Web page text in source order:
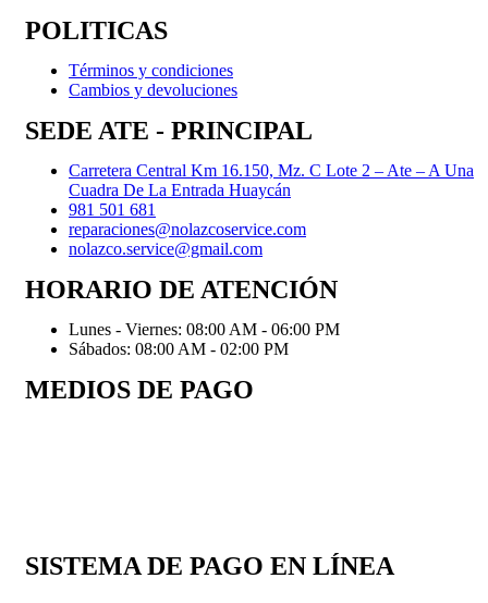
POLITICAS
Términos y condiciones
Cambios y devoluciones
SEDE ATE - PRINCIPAL
Carretera Central Km 16.150, Mz. C Lote 2 – Ate – A Una
Cuadra De La Entrada Huaycán
981 501 681
reparaciones@nolazcoservice.com
nolazco.service@gmail.com
HORARIO DE ATENCIÓN
Lunes - Viernes: 08:00 AM - 06:00 PM
Sábados: 08:00 AM - 02:00 PM
MEDIOS DE PAGO
SISTEMA DE PAGO EN LÍNEA